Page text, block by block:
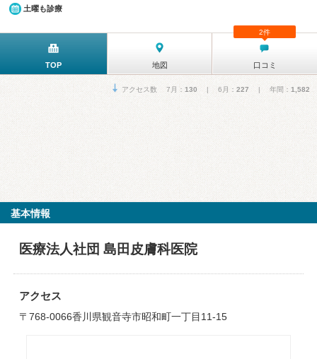
土曜も診療
TOP 地図 口コミ
2件
アクセス数 7月： 130 | 6月： 227 | 年間： 1,582
基本情報
医療法人社団 島田皮膚科医院
アクセス
〒768-0066香川県観音寺市昭和町一丁目11-15